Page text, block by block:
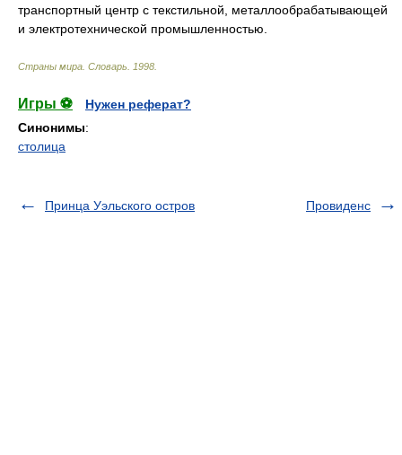
транспортный центр с текстильной, металлообрабатывающей
и электротехнической промышленностью.
Страны мира. Словарь 1998
Игры ⚽
Нужен реферат?
Синонимы:
столица
Принца Уэльского остров Провиденс